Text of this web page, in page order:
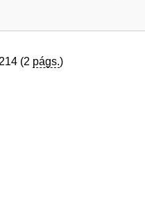
(2 págs.)